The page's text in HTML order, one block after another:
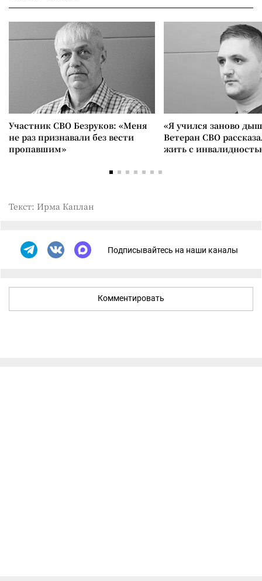
Участник СВО Безруков: «Меня
не раз признавали без вести
пропавшим»
«Я учился заново
Ветеран СВО
жить с
Текст: Ирма Каплан
Подписывайтесь на наши каналы
Комментировать